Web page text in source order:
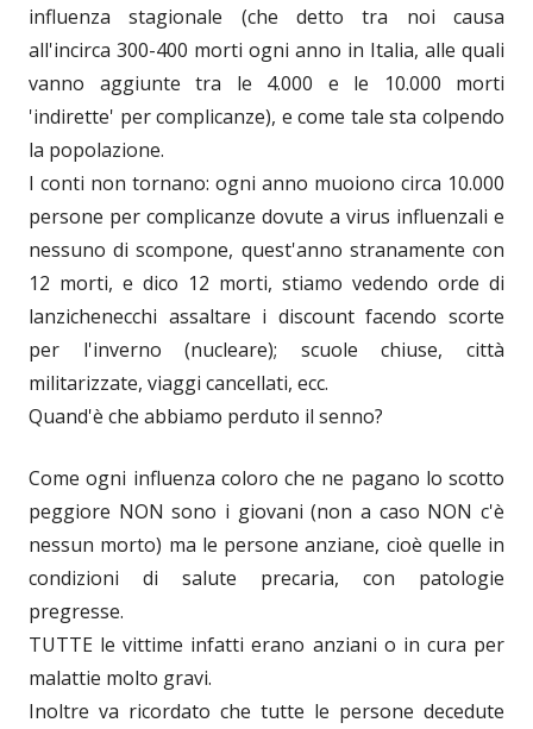
influenza stagionale (che detto tra noi causa
all'incirca 300-400 morti ogni anno in Italia, alle quali
vanno aggiunte tra le 4.000 e le 10.000 morti
'indirette' per complicanze), e come tale sta colpendo
la popolazione.
I conti non tornano: ogni anno muoiono circa 10.000
persone per complicanze dovute a virus influenzali e
nessuno di scompone, quest'anno stranamente con
12 morti, e dico 12 morti, stiamo vedendo orde di
lanzichenecchi assaltare i discount facendo scorte
per l'inverno (nucleare); scuole chiuse, città
militarizzate, viaggi cancellati, ecc.
Quand'è che abbiamo perduto il senno?
Come ogni influenza coloro che ne pagano lo scotto
peggiore NON sono i giovani (non a caso NON c'è
nessun morto) ma le persone anziane, cioè quelle in
condizioni di salute precaria, con patologie
pregresse.
TUTTE le vittime infatti erano anziani o in cura per
malattie molto gravi.
Inoltre va ricordato che tutte le persone decedute